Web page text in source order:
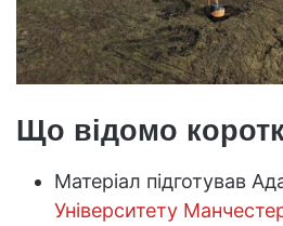
Що відомо
Матеріал підготував
Університету